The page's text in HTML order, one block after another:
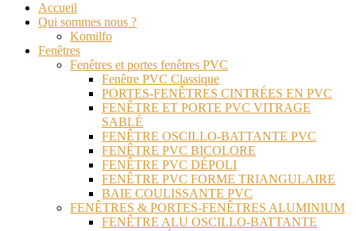
Accueil
Qui sommes nous ?
Komilfo
Fenêtres
Fenêtres et portes fenêtres PVC
Fenêtre PVC Classique
PORTES-FENÊTRES CINTRÉES EN PVC
FENÊTRE ET PORTE PVC VITRAGE
SABLÉ
FENÊTRE OSCILLO-BATTANTE PVC
FENÊTRE PVC BICOLORE
FENÊTRE PVC DÉPOLI
FENÊTRE PVC FORME TRIANGULAIRE
BAIE COULISSANTE PVC
FENÊTRES & PORTES-FENÊTRES ALUMINIUM
FENÊTRE ALU OSCILLO-BATTANTE